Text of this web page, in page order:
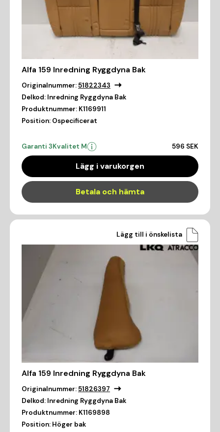
Alfa 159 Inredning Ryggdyna Bak
Originalnummer:51822343
Delkod: Inredning Ryggdyna Bak
Produktnummer: K1169911
Position: Ospecificerat
Garanti 3Kvalitet M 596 SEK
Lägg i varukorgen
Betala och hämta
Lägg till i önskelista
Alfa 159 Inredning Ryggdyna Bak
Originalnummer:51826397
Delkod: Inredning Ryggdyna Bak
Produktnummer: K1169898
Position: Höger bak